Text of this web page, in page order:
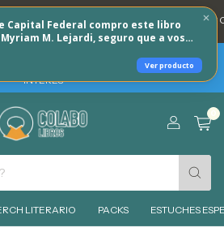
Capital Federal compro este libro
M. Lejardi, seguro que a vos
Ver producto
LOS DÍAS 🐶 💳 3 CUOTAS SIN INTERES
8 DE AGOSTO 30% REINTEGRO + 3
12 DE AGOSTO 6 CUOTAS SIN
INTERES
LITERARIO PACKS ESTUCHES